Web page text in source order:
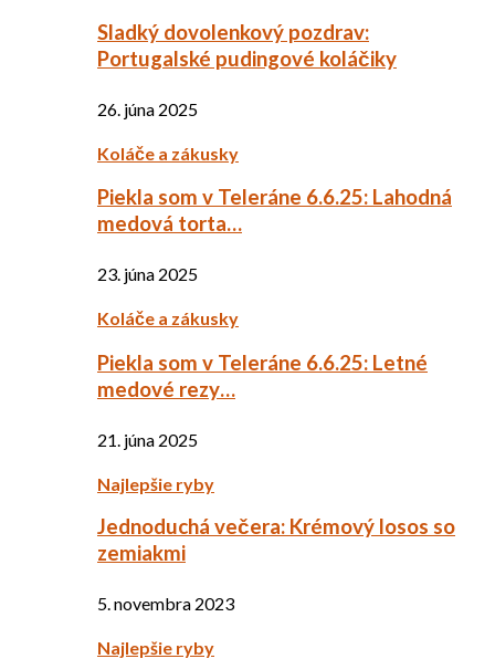
Sladký dovolenkový pozdrav:
Portugalské pudingové koláčiky
26. júna 2025
Koláče a zákusky
Piekla som v Teleráne 6.6.25: Lahodná
medová torta…
23. júna 2025
Koláče a zákusky
Piekla som v Teleráne 6.6.25: Letné
medové rezy…
21. júna 2025
Najlepšie ryby
Jednoduchá večera: Krémový losos so
zemiakmi
5. novembra 2023
Najlepšie ryby